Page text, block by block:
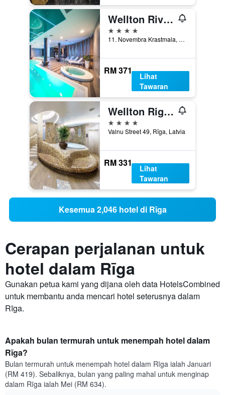
Wellton Riverside Spa Hotel
4 bintang
11. Novembra Krastmala, 33, Rīga, Latvia
RM 371
Lihat
Tawaran
Wellton Riga Hotel & Spa
4 bintang
Valnu Street 49, Rīga, Latvia
RM 331
Lihat
Tawaran
Kesemua 2,046 hotel di Rīga
Cerapan perjalanan untuk
hotel dalam Rīga
Gunakan petua kami yang dijana oleh data HotelsCombined
untuk membantu anda mencari hotel seterusnya dalam
Rīga.
Apakah bulan termurah untuk menempah hotel dalam
Rīga?
Bulan termurah untuk menempah hotel dalam Rīga ialah Januari
(RM 419). Sebaliknya, bulan yang paling mahal untuk menginap
dalam Rīga ialah Mei (RM 634).